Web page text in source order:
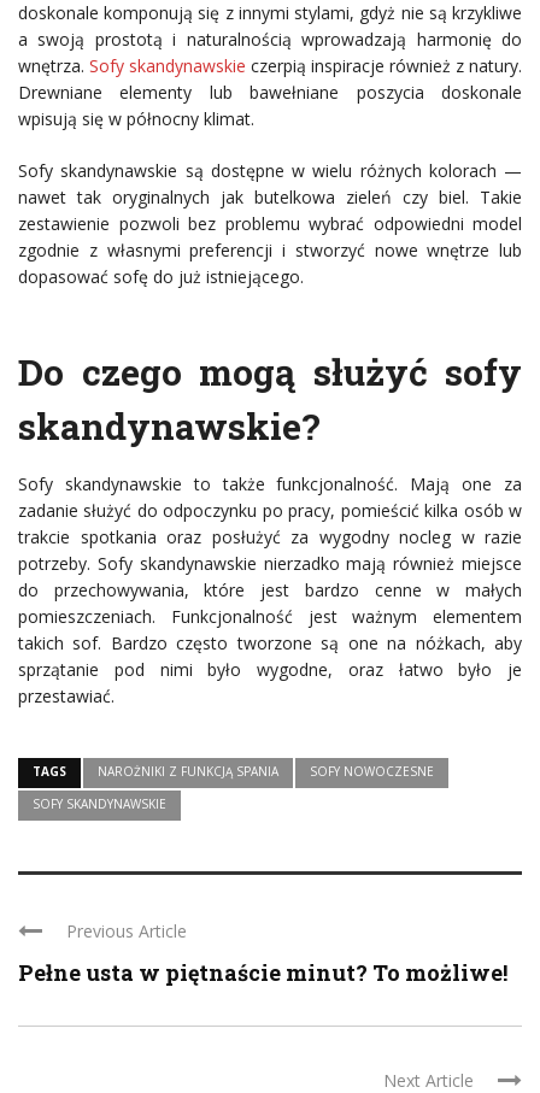
doskonale komponują się z innymi stylami, gdyż nie są krzykliwe
a swoją prostotą i naturalnością wprowadzają harmonię do
wnętrza. Sofy skandynawskie czerpią inspiracje również z natury.
Drewniane elementy lub bawełniane poszycia doskonale
wpisują się w północny klimat.
Sofy skandynawskie są dostępne w wielu różnych kolorach —
nawet tak oryginalnych jak butelkowa zieleń czy biel. Takie
zestawienie pozwoli bez problemu wybrać odpowiedni model
zgodnie z własnymi preferencji i stworzyć nowe wnętrze lub
dopasować sofę do już istniejącego.
Do czego mogą służyć sofy
skandynawskie?
Sofy skandynawskie to także funkcjonalność. Mają one za
zadanie służyć do odpoczynku po pracy, pomieścić kilka osób w
trakcie spotkania oraz posłużyć za wygodny nocleg w razie
potrzeby. Sofy skandynawskie nierzadko mają również miejsce
do przechowywania, które jest bardzo cenne w małych
pomieszczeniach. Funkcjonalność jest ważnym elementem
takich sof. Bardzo często tworzone są one na nóżkach, aby
sprzątanie pod nimi było wygodne, oraz łatwo było je
przestawiać.
TAGS NAROŻNIKI Z FUNKCJĄ SPANIA
SOFY NOWOCZESNE
SOFY SKANDYNAWSKIE
Previous Article
Pełne usta w piętnaście minut? To możliwe!
Next Article